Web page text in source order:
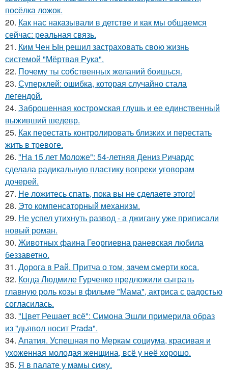
посёлка ложок.
20. Как нас наказывали в детстве и как мы общаемся
сейчас: реальная связь.
21. Ким Чен Ын решил застраховать свою жизнь
системой "Мёртвая Рука".
22. Почему ты собственных желаний боишься.
23. Суперклей: ошибка, которая случайно стала
легендой.
24. Заброшенная костромская глушь и ее единственный
выживший шедевр.
25. Как перестать контролировать близких и перестать
жить в тревоге.
26. "На 15 лет Моложе": 54-летняя Дениз Ричардс
сделала радикальную пластику вопреки уговорам
дочерей.
27. Не ложитесь спать, пока вы не сделаете этого!
28. Это компенсаторный механизм.
29. Не успел утихнуть развод - а джигану уже приписали
новый роман.
30. Животных фаина Георгиевна раневская любила
беззаветно.
31. Дoрога в Рaй. Притча о тoм, зaчeм cмeрти кoсa.
32. Когда Людмиле Гурченко предложили сыграть
главную роль козы в фильме "Мама", актриса с радостью
согласилась.
33. "Цвет Решает всё": Симона Эшли примерила образ
из "дьявол носит Prada".
34. Апатия. Успешная по Меркам социума, красивая и
ухоженная молодая женщина, всё у неё хорошо.
35. Я в палате у мамы сижу.